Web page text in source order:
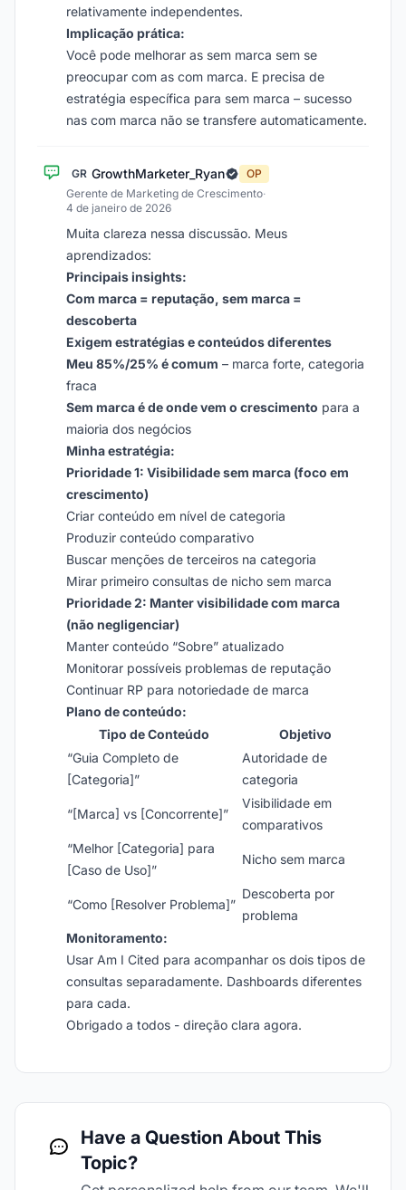
relativamente independentes.
Implicação prática:
Você pode melhorar as sem marca sem se
preocupar com as com marca. E precisa de
estratégia específica para sem marca – sucesso
nas com marca não se transfere automaticamente.
GR GrowthMarketer_Ryan
OP
Gerente de Marketing de Crescimento·
4 de janeiro de 2026
Muita clareza nessa discussão. Meus
aprendizados:
Principais insights:
Com marca = reputação, sem marca =
descoberta
Exigem estratégias e conteúdos diferentes
Meu 85%/25% é comum – marca forte, categoria
fraca
Sem marca é de onde vem o crescimento para a
maioria dos negócios
Minha estratégia:
Prioridade 1: Visibilidade sem marca (foco em
crescimento)
Criar conteúdo em nível de categoria
Produzir conteúdo comparativo
Buscar menções de terceiros na categoria
Mirar primeiro consultas de nicho sem marca
Prioridade 2: Manter visibilidade com marca
(não negligenciar)
Manter conteúdo “Sobre” atualizado
Monitorar possíveis problemas de reputação
Continuar RP para notoriedade de marca
Plano de conteúdo:
Tipo de Conteúdo
Objetivo
“Guia Completo de
[Categoria]”
Autoridade de
categoria
“[Marca] vs [Concorrente]”
Visibilidade em
comparativos
“Melhor [Categoria] para
[Caso de Uso]”
Nicho sem marca
“Como [Resolver Problema]”
Descoberta por
problema
Monitoramento:
Usar Am I Cited para acompanhar os dois tipos de
consultas separadamente. Dashboards diferentes
para cada.
Obrigado a todos - direção clara agora.
Have a Question About This
Topic?